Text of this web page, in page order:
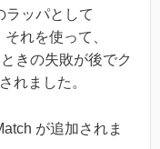
ラッパとして
れを使って、
きの失敗が後でク
れました。
が追加されま